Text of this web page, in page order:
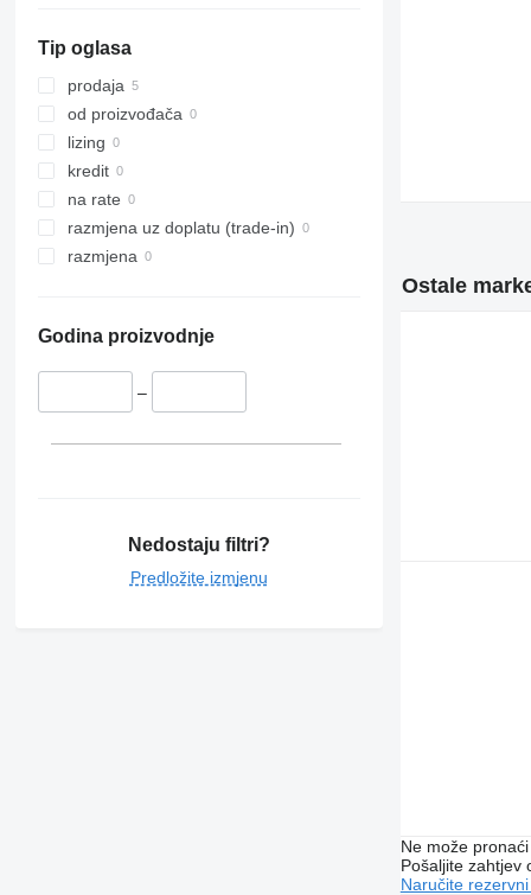
Tip oglasa
prodaja
od proizvođača
lizing
kredit
na rate
razmjena uz doplatu (trade-in)
razmjena
Godina proizvodnje
–
Nedostaju filtri?
Predložite izmjenu
Ostale
Ne može
Pošaljite zahtjev
Naručite